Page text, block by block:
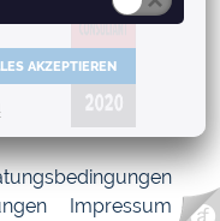
Impressum
AKZEPTIEREN